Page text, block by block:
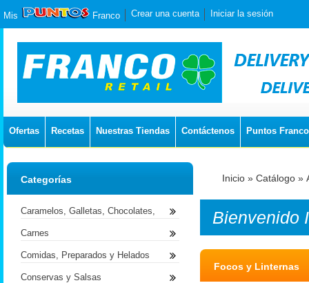
Mis Franco Crear una cuenta Iniciar la sesión
Ofertas Recetas Nuestras Tiendas Contáctenos Puntos Franco
Inicio » Catálogo »
Bienvenido
Focos y Linternas
Categorías
Caramelos, Galletas, Chocolates,
Carnes
Comidas, Preparados y Helados
Conservas y Salsas